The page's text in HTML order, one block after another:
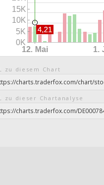
zu diesem Chart
zu dieser Chartanalyse